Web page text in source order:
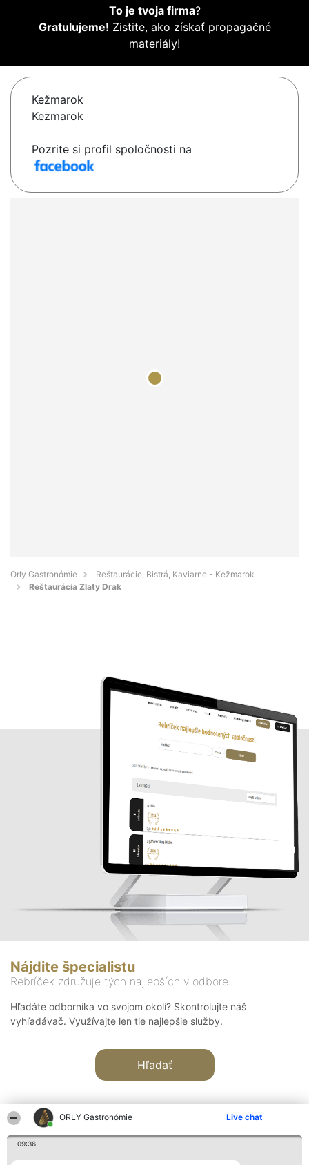
ORLY Gastronómie Live chat
09:36
To je tvoja firma?
Gratulujeme! Zistite, ako získať propagačné
materiály!
Kežmarok
Kezmarok
Pozrite si profil spoločnosti na
Orly Gastronómie
Reštaurácie, Bistrá, Kaviarne - Kežmarok
Reštaurácia Zlaty Drak
Nájdite špecialistu
Rebríček združuje tých najlepších v odbore
Hľadáte odborníka vo svojom okolí? Skontrolujte náš
vyhľadávač. Využívajte len tie najlepšie služby.
Hľadať